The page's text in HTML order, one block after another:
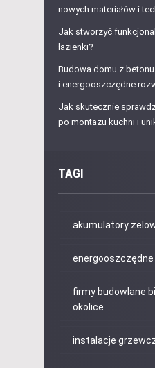
nowych materiałów i
Jak stworzyć
łazienki?
Budowa domu z
i energooszczędne
Jak skutecznie
po montażu kuchni i
TAGI
akumulatory
energooszczędne
firmy budowlane
okolice
instalacje